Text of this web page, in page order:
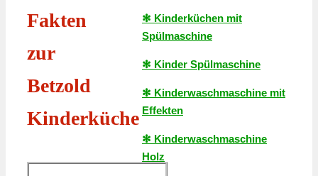
Fakten
zur
Betzold
Kinderküche
✻ Kinderküchen mit
Spülmaschine
✻ Kinder Spülmaschine
✻ Kinderwaschmaschine mit
Effekten
✻ Kinderwaschmaschine
Holz